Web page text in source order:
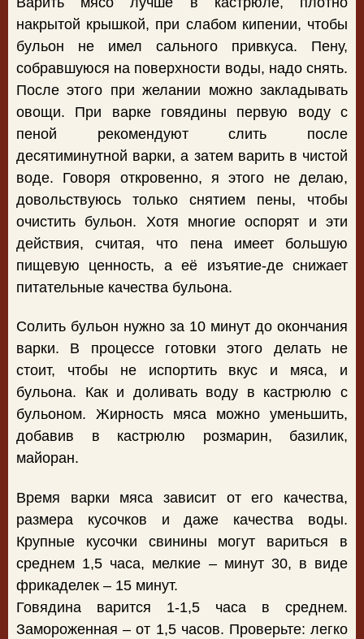
накрытой крышкой, при слабом кипении, чтобы
бульон не имел сального привкуса. Пену,
собравшуюся на поверхности воды, надо снять.
После этого при желании можно закладывать
овощи. При варке говядины первую воду с
пеной рекомендуют слить после
десятиминутной варки, а затем варить в чистой
воде. Говоря откровенно, я этого не делаю,
довольствуюсь только снятием пены, чтобы
очистить бульон. Хотя многие оспорят и эти
действия, считая, что пена имеет большую
пищевую ценность, а её изъятие-де снижает
питательные качества бульона.
Солить бульон нужно за 10 минут до окончания
варки. В процессе готовки этого делать не
стоит, чтобы не испортить вкус и мяса, и
бульона. Как и доливать воду в кастрюлю с
бульоном. Жирность мяса можно уменьшить,
добавив в кастрюлю розмарин, базилик,
майоран.
Время варки мяса зависит от его качества,
размера кусочков и даже качества воды.
Крупные кусочки свинины могут вариться в
среднем 1,5 часа, мелкие – минут 30, в виде
фрикаделек – 15 минут.
Говядина варится 1-1,5 часа в среднем.
Замороженная – от 1,5 часов. Проверьте: легко